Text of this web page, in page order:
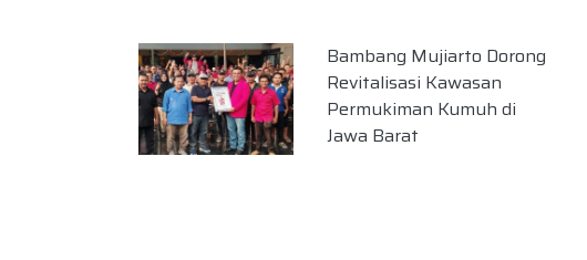
Bambang Mujiarto Dorong
Revitalisasi Kawasan
Permukiman Kumuh di
Jawa Barat